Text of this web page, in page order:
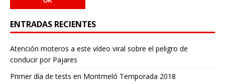
ENTRADAS RECIENTES
Atención moteros a este vídeo viral sobre el peligro de
conducir por Pajares
Primer día de tests en Montmeló Temporada 2018